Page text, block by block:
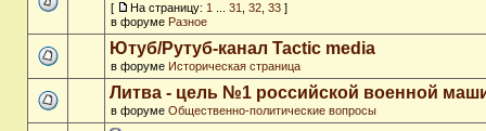
[ На страницу: 1 31 32 33 ]
в форуме Разное
Ютуб/Рутуб-канал Tactic media
в форуме Историческая страница
Литва - цель №1 российской военной
в форуме Общественно-политические вопросы